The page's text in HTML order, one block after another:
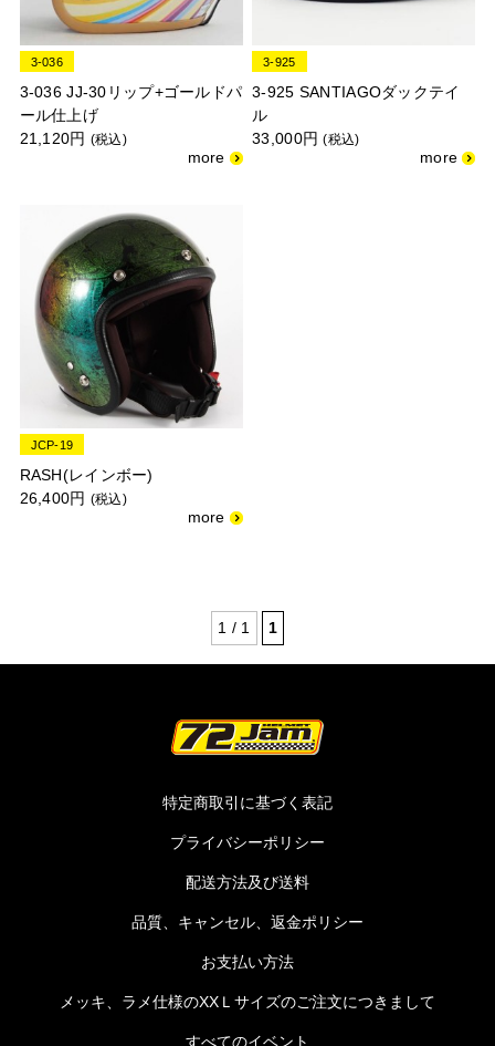
3-036
3-036 JJ-30リップ+ゴールドパ
ール仕上げ
21,120円 (税込)
3-925
3-925 SANTIAGOダックテイ
ル
33,000円(税込)
JCP-19
RASH(レインボー)
26,400円 (税込)
1 / 1 1
特定商取引に基づく表記
プライバシーポリシー
配送方法及び送料
品質、キャンセル、返金ポリシー
お支払い方法
メッキ、ラメ仕様のXXＬサイズのご注文につきまして
すべてのイベント